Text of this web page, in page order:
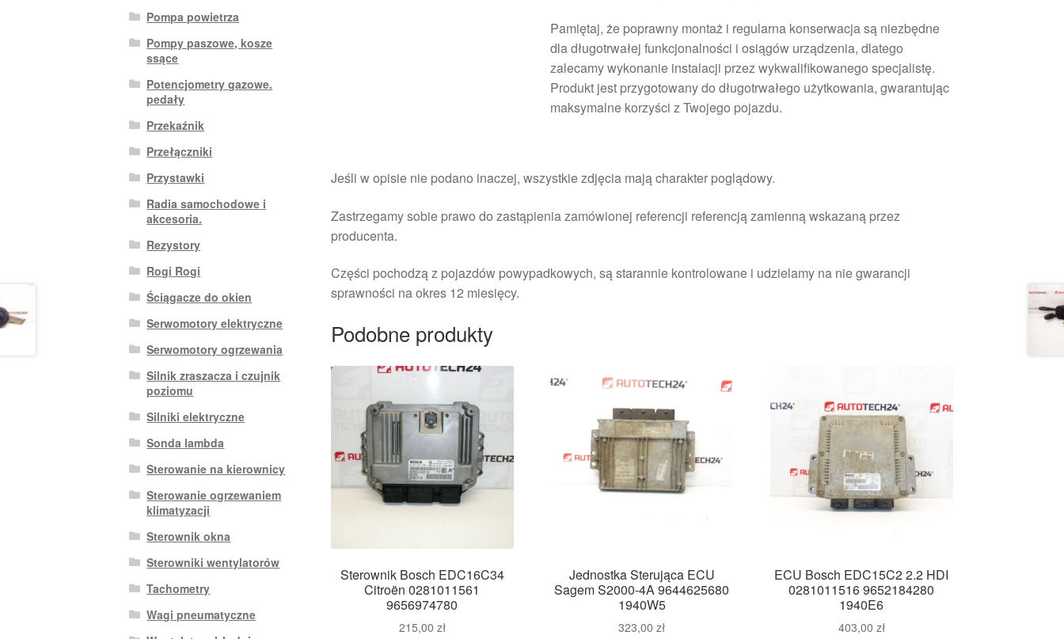
Pamiętaj, że poprawny montaż i regularna konserwacja są niezbędne
dla długotrwałej funkcjonalności i osiągów urządzenia, dlatego
zalecamy wykonanie instalacji przez wykwalifikowanego specjalistę.
Produkt jest przygotowany do długotrwałego użytkowania, gwarantując
maksymalne korzyści z Twojego pojazdu.
Jeśli w opisie nie podano inaczej, wszystkie zdjęcia mają charakter poglądowy.
Zastrzegamy sobie prawo do zastąpienia zamówionej referencji referencją zamienną wskazaną przez
producenta.
Części pochodzą z pojazdów powypadkowych, są starannie kontrolowane i udzielamy na nie gwarancji
sprawności na okres 12 miesięcy.
Podobne produkty
Sterownik Bosch EDC16C34
Citroën 0281011561
9656974780
215,00 zł
Jednostka Sterująca ECU
Sagem S2000-4A 9644625680
1940W5
323,00zł
ECU Bosch EDC15C2 2.2 HDI
0281011516 9652184280
1940E6
403,00 zł
Pompa powietrza
Pompy paszowe, kosze
ssące
Potencjometry gazowe.
pedały
Przekaźnik
Przełączniki
Przystawki
Radia samochodowe i
akcesoria.
Rezystory
Rogi Rogi
Ściągacze do okien
Serwomotory elektryczne
Serwomotory ogrzewania
Silnik zraszacza i czujnik
poziomu
Silniki elektryczne
Sonda lambda
Sterowanie na kierownicy
Sterowanie ogrzewaniem
klimatyzacji
Sterownik okna
Sterowniki wentylatorów
Tachometry
Wagi pneumatyczne